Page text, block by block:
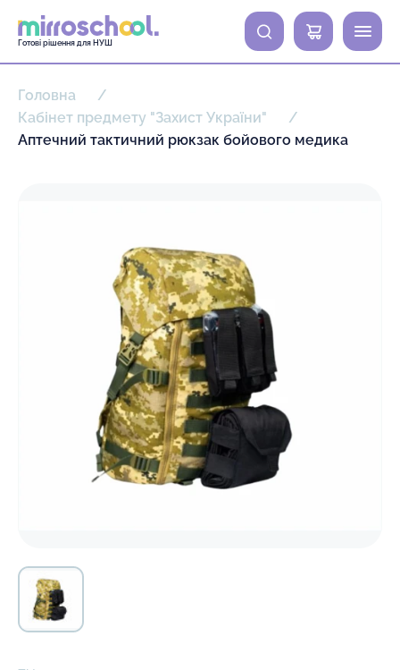
Готові рішення для НУШ
0
Головна
Кабінет предмету "Захист України"
Аптечний тактичний рюкзак бойового медика